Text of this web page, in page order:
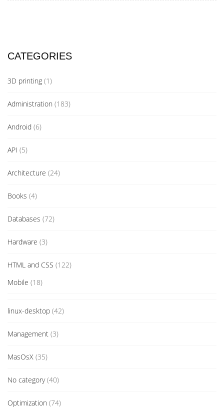
CATEGORIES
3D printing (1)
Administration (183)
Android (6)
API (5)
Architecture (24)
Books (4)
Databases (72)
Hardware (3)
HTML and CSS (122)
Mobile (18)
linux-desktop (42)
Management (3)
MasOsX (35)
No category(40)
Optimization (74)